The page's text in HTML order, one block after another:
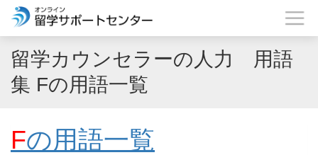
留学カウンセラーの人力 用語
集 Fの用語一覧
Fの用語一覧